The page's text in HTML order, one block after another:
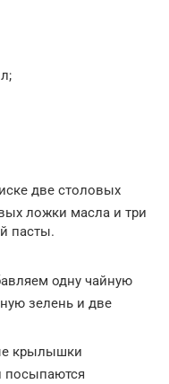
две столовых
ложки масла и три
пасты.
одну чайную
зелень и две
крылышки
посыпаются